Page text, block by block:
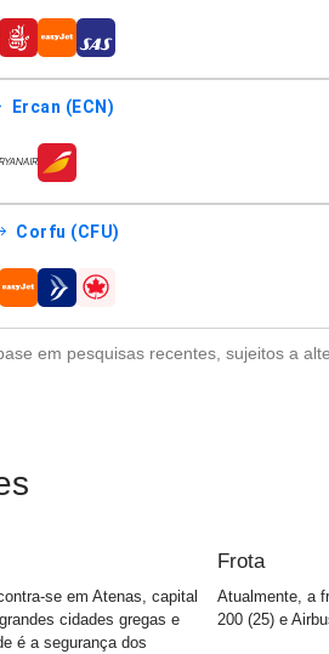
Ercan (ECN)
Corfu (CFU)
em pesquisas recentes, sujeitos a
se em Atenas, capital
cidades gregas e
é a segurança dos
Frota
Atualmente, a
200 (25) e